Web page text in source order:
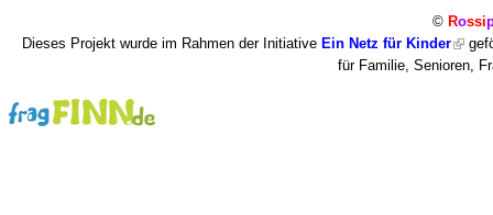
© Rossi
Dieses Projekt wurde im Rahmen der Initiative Ein Netz für Kinder
für Familie, Senioren,